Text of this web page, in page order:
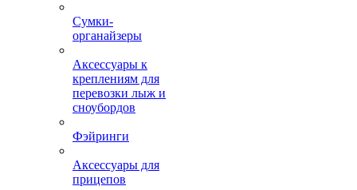
Сумки-
органайзеры
Аксессуары к
креплениям для
перевозки лыж и
сноубордов
Фэйринги
Аксессуары для
прицепов